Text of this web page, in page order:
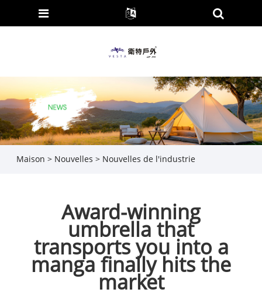
Maison > Nouvelles > Nouvelles de l'industrie
Award-winning
umbrella that
transports you into a
manga finally hits the
market